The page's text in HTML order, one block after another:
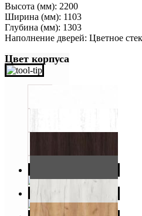
Высота (мм): 2200
Ширина (мм): 1103
Глубина (мм): 1303
Наполнение дверей: Цветное
Цвет корпуса